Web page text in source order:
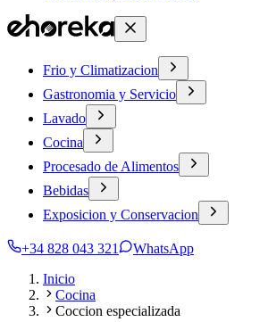
Frio y Climatizacion
Gastronomia y Servicio
Lavado
Cocina
Procesado de Alimentos
Bebidas
Exposicion y Conservacion
+34 828 043 321
WhatsApp
Inicio
Cocina
Coccion especializada